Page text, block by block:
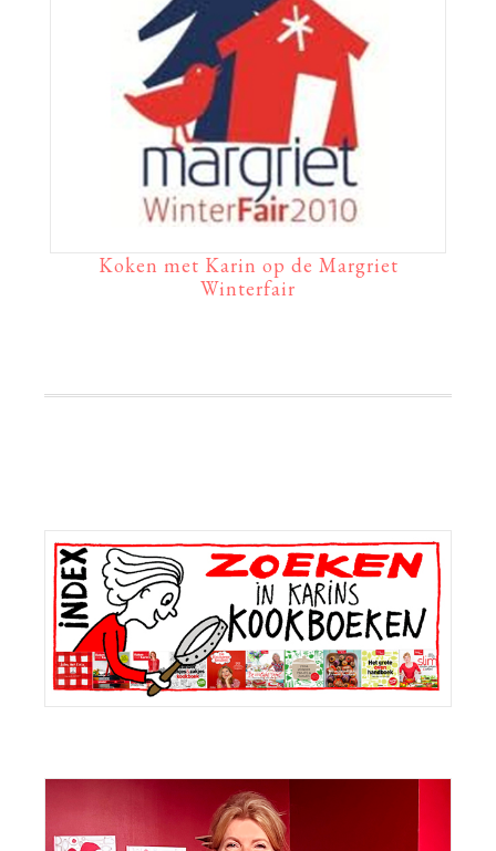
Koken met Karin op de Margriet
Winterfair
Primaire
Sidebar